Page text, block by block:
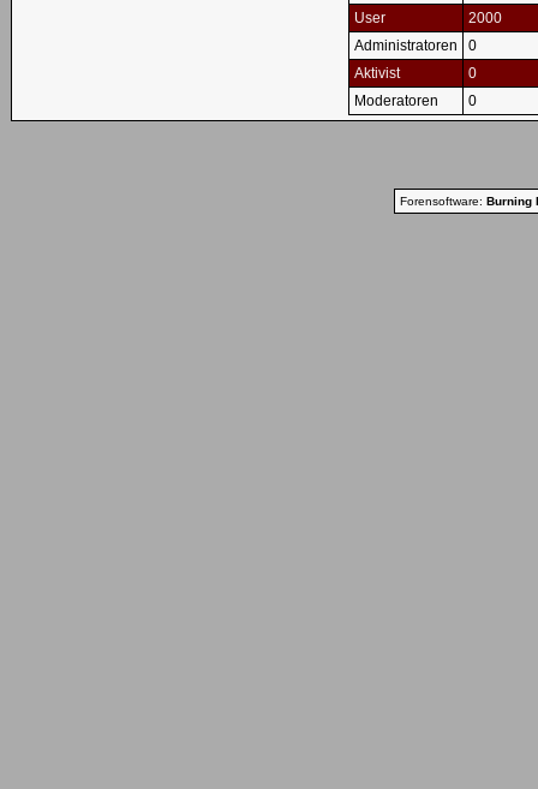
User
2000
Administratoren
0
Aktivist
0
Moderatoren
0
Forensoftware: Burning